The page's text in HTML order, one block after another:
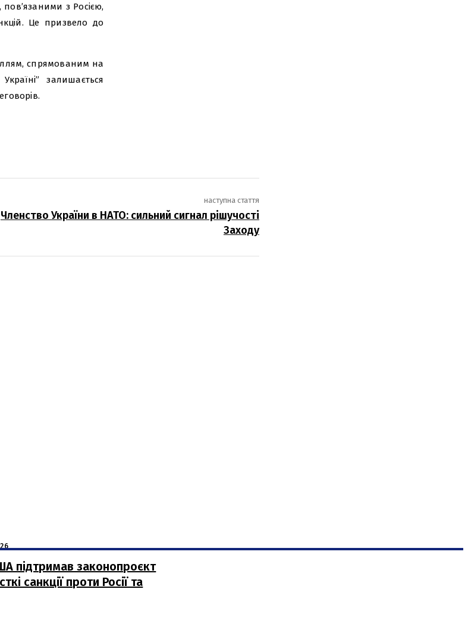
з Росією,
Це призвело до
спрямованим на
залишається
наступна стаття
Членство України в НАТО: сильний сигнал рішучості
Заходу
підтримав законопроєкт
санкції проти Росії та